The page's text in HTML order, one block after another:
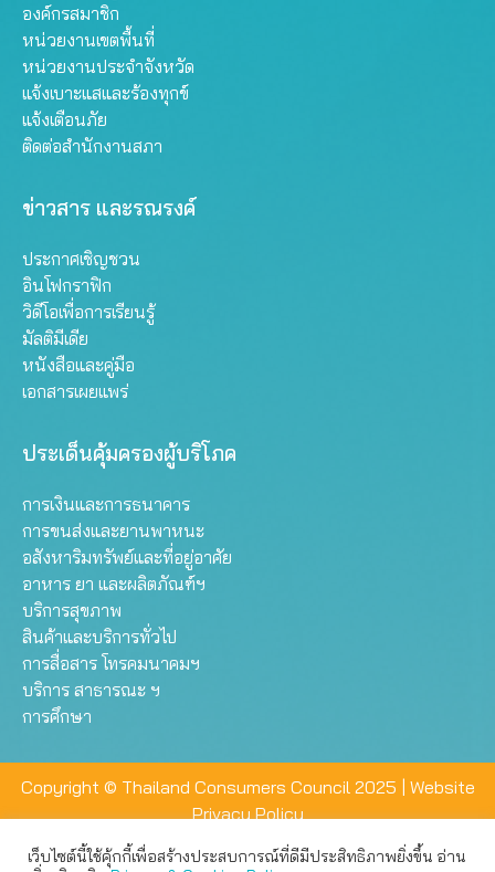
องค์กรสมาชิก
หน่วยงานเขตพื้นที่
หน่วยงานประจำจังหวัด
แจ้งเบาะแสและร้องทุกข์
แจ้งเตือนภัย
ติดต่อสำนักงานสภา
ข่าวสาร และรณรงค์
ประกาศเชิญชวน
อินโฟกราฟิก
วิดีโอเพื่อการเรียนรู้
มัลติมีเดีย
หนังสือและคู่มือ
เอกสารเผยแพร่
ประเด็นคุ้มครองผู้บริโภค
การเงินและการธนาคาร
การขนส่งและยานพาหนะ
อสังหาริมทรัพย์และที่อยู่อาศัย
อาหาร ยา และผลิตภัณฑ์ฯ
บริการสุขภาพ
สินค้าและบริการทั่วไป
การสื่อสาร โทรคมนาคมฯ
บริการ สาธารณะ ฯ
การศึกษา
Copyright © Thailand Consumers Council 2025 | Website
Privacy Policy
เว็บไซต์นี้ใช้คุ้กกี้เพื่อสร้างประสบการณ์ที่ดีมีประสิทธิภาพยิ่งขึ้น อ่าน
เว็บไซต์นี้ใช้คุกกี้เพื่อมอบประสบการณ์การใช้งานที่ดีให้แก่ท่าน คุณ